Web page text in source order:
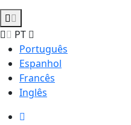
PT
Português
Espanhol
Francês
Inglês